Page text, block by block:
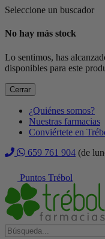
Seleccione un buscador
No hay más stock
Lo sentimos, has
disponibles para este
Cerrar
¿Quiénes somos?
Nuestras farmacias
Conviértete en
659 761 904 (de
Puntos Trébol